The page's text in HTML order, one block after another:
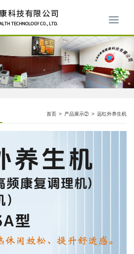
首页 > 产品展示② > 远红外养生机
HKF—03A